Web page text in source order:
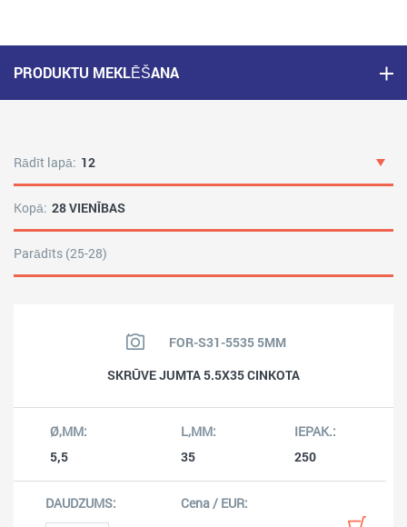
PRODUKTU MEKLĒŠANA
Rādīt lapā: 12
Kopā: 28 VIENĪBAS
Parādīts (25-28)
FOR-S31-5535 5MM
SKRŪVE JUMTA 5.5X35 CINKOTA
5,5 35 250